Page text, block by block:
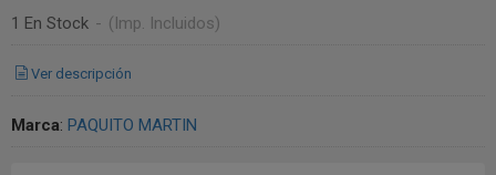
1 En Stock - (Imp. Incluidos)
Ver descripción
Marca: PAQUITO MARTIN